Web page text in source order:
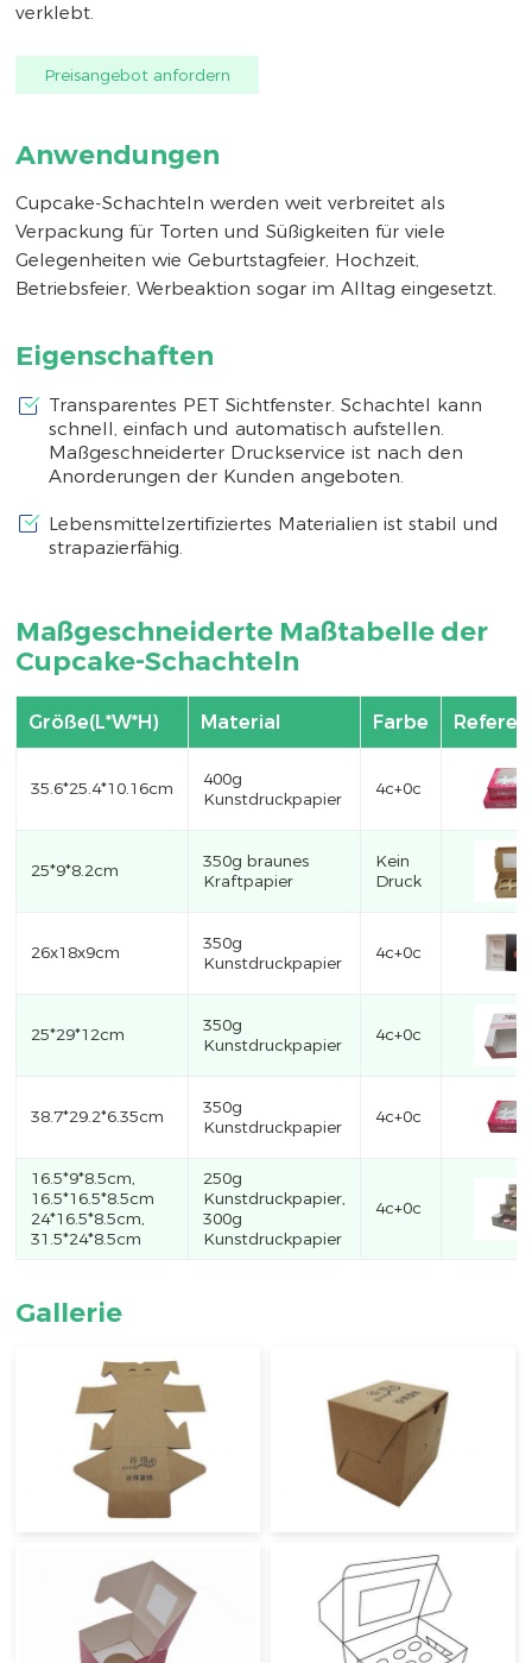
verklebt.
Preisangebot anfordern
Anwendungen
Cupcake-Schachteln werden weit verbreitet als
Verpackung für Torten und Süßigkeiten für viele
Gelegenheiten wie Geburtstagfeier, Hochzeit,
Betriebsfeier, Werbeaktion sogar im Alltag eingesetzt.
Eigenschaften
Transparentes PET Sichtfenster. Schachtel kann
schnell, einfach und automatisch aufstellen.
Maßgeschneiderter Druckservice ist nach den
Anorderungen der Kunden angeboten.
Lebensmittelzertifiziertes Materialien ist stabil und
strapazierfähig.
Maßgeschneiderte Maßtabelle der
Cupcake-Schachteln
Größe(L*W*H) Material Farbe
35.6*25.4*10.16cm
400g
Kunstdruckpapier
4c+0c
25*9*8.2cm
350g braunes
Kraftpapier
Kein
Druck
26x18x9cm
350g
Kunstdruckpapier
4c+0c
25*29*12cm
350g
Kunstdruckpapier
4c+0c
38.7*29.2*6.35cm
350g
Kunstdruckpapier
4c+0c
16.5*9*8.5cm,
16.5*16.5*8.5cm
24*16.5*8.5cm,
31.5*24*8.5cm
250g
Kunstdruckpapier,
300g
Kunstdruckpapier
4c+0c
Gallerie